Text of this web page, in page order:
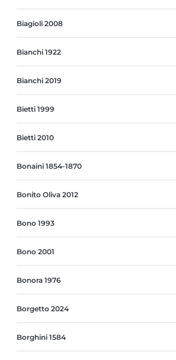
Biagioli 2008
Bianchi 1922
Bianchi 2019
Bietti 1999
Bietti 2010
Bonaini 1854-1870
Bonito Oliva 2012
Bono 1993
Bono 2001
Bonora 1976
Borgetto 2024
Borghini 1584